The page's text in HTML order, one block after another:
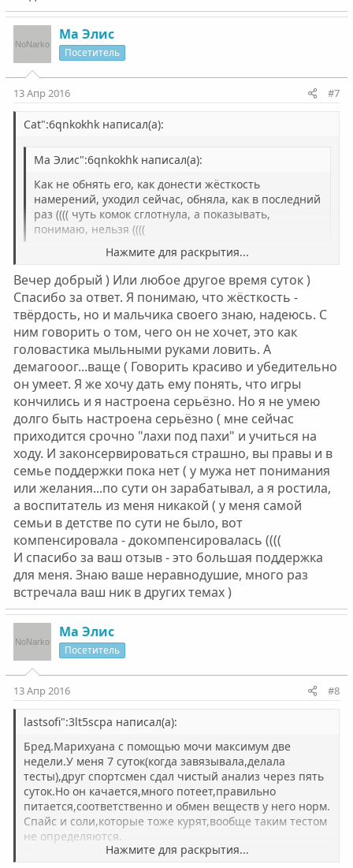
Ма Элис
Посетитель
13 Апр 2016 #7
Cat":6qnkokhk написал(а):
Ма Элис":6qnkokhk написал(а):
Как не обнять его, как донести жёсткость
намерений, уходил сейчас, обняла, как в последний
раз (((( чуть комок сглотнула, а показывать,
понимаю, нельзя ((((
Нажмите для раскрытия...
Да кто Вам это сказал? Жесткость - это твёрдость, а не
почувствовать единство с человеком, и чтобы человек
понял, что Вы едины в решении проблемы с ним и
только от него зависит выбор: он с вами (близкими)
или с другими.
До него ничего доносить и не надо, достаточно сказать
и исполнить, вот тогда он и узнает о твёрдости Вашего
решения. Эмоции и не сдерживайте, делайте что
требует душа. Иначе законсервируетесь и чувствовать
себя перестанете.
Нажмите для раскрытия...
Вечер добрый ) Или любое другое время суток )
Спасибо за ответ. Я понимаю, что жёсткость -
твёрдость, но и мальчика своего знаю, надеюсь. С
ним говорить о том, чего он не хочет, это как
головастика мыльными руками ловить. А
демагооог...ваще ( Говорить красиво и убедительно
он умеет. Я же хочу дать ему понять, что игры
кончились и я настроена серьёзно. Но я не умею
долго быть настроена серьёзно ( мне сейчас
приходится срочно "лахи под пахи" и учиться на
ходу. И законсервироваться страшно, вы правы и в
семье поддержки пока нет ( у мужа нет понимания
или желания...по сути он зарабатывал, а я ростила,
а воспитатель из меня никакой ( у меня самой
семьи в детстве по сути не было, вот
компенсировала - докомпенсировалась ((((
И спасибо за ваш отзыв - это большая поддержка
для меня. Знаю ваше неравнодушие, много раз
встречала ваш ник в других темах )
Ма Элис
Посетитель
13 Апр 2016 #8
lastsofi":3lt5scpa написал(а):
Бред.Марихуана с помощью мочи максимум две
недели.У меня 7 суток(когда завязывала,делала
тесты),друг спортсмен сдал чистый анализ через пять
суток.Но он качается,много потеет,правильно
питается,соответственно и обмен веществ у него норм.
Спайс и соли,которые тоже курят,вообще таким тестом
не определяются.
Кокаин дорого и не так уж просто достать,так что это
Нажмите для раскрытия...